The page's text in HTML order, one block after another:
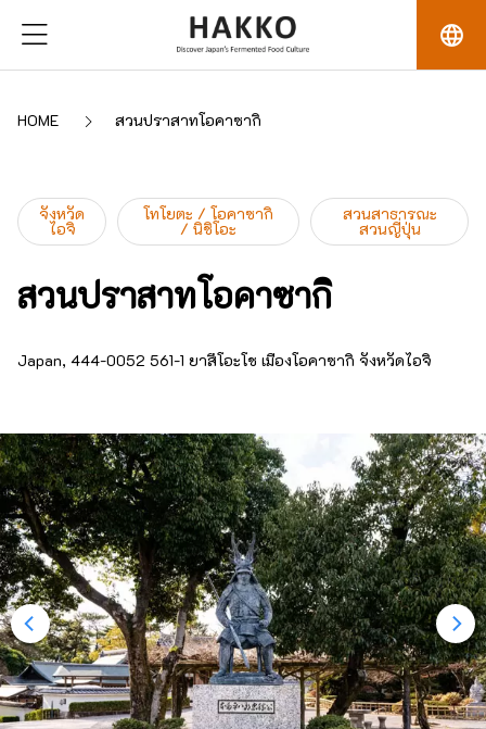
language
HOME สวนปราสาทโอคาซากิ
จังหวัด
ไอจิ
โทโยตะ / โอคาซากิ
/ นิชิโอะ
สวนสาธารณะ
สวนญี่ปุ่น
สวนปราสาทโอคาซากิ
Japan, 444-0052 561-1 ยาสึโอะโช เมืองโอคาซากิ จังหวัดไอจิ